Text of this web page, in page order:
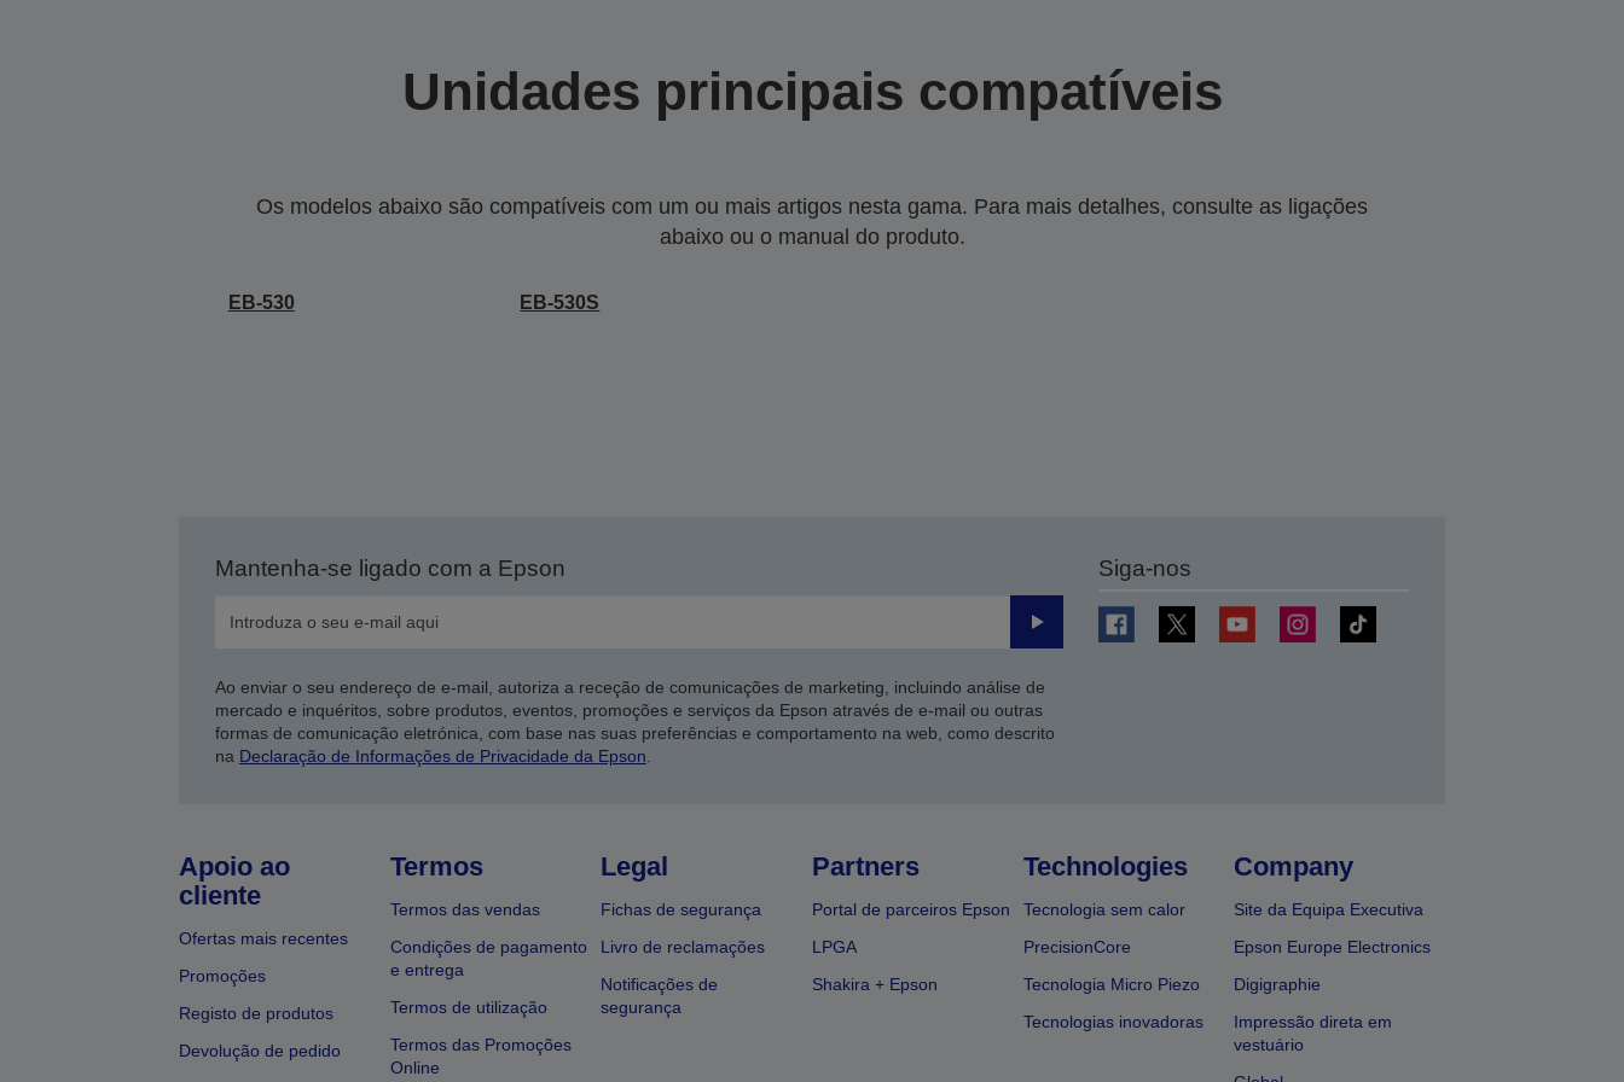
Unidades principais compatíveis
Os modelos abaixo são compatíveis com um ou mais artigos nesta gama. Para mais detalhes, consulte as ligações
abaixo ou o manual do produto.
EB-530 EB-530S
Mantenha-se ligado com a Epson
Enviar
Ao enviar o seu endereço de e-mail, autoriza a receção de comunicações de marketing, incluindo análise de
mercado e inquéritos, sobre produtos, eventos, promoções e serviços da Epson através de e-mail ou outras
formas de comunicação eletrónica, com base nas suas preferências e comportamento na web, como descrito
na Declaração de Informações de Privacidade da Epson
Siga-nos
Apoio ao
cliente
Ofertas mais recentes
Promoções
Registo de produtos
Devolução de pedido
Termos
Termos das vendas
Condições de pagamento
e entrega
Termos de utilização
Termos das Promoções
Online
Legal
Fichas de segurança
Livro de reclamações
Notificações de
segurança
Partners
Portal de parceiros Epson
LPGA
Shakira + Epson
Technologies
Tecnologia sem calor
PrecisionCore
Tecnologia Micro Piezo
Tecnologias inovadoras
Company
Site da Equipa Executiva
Epson Europe Electronics
Digigraphie
Impressão direta em
vestuário